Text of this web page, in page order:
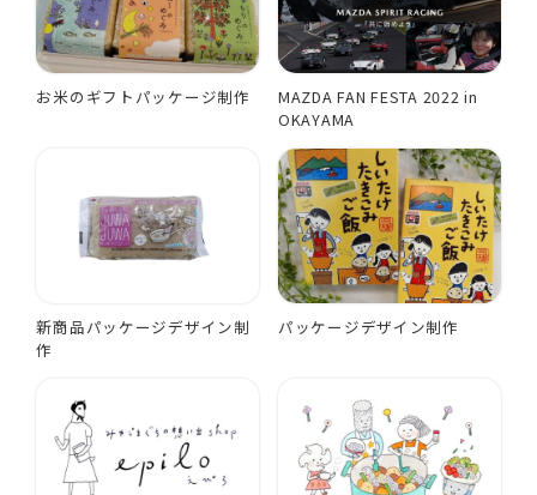
お米のギフトパッケージ制作
MAZDA FAN FESTA 2022 in
OKAYAMA
新商品パッケージデザイン制
作
パッケージデザイン制作